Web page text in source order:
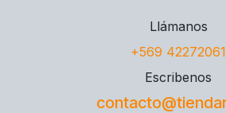
Llámanos
+569 42272061
Escribenos